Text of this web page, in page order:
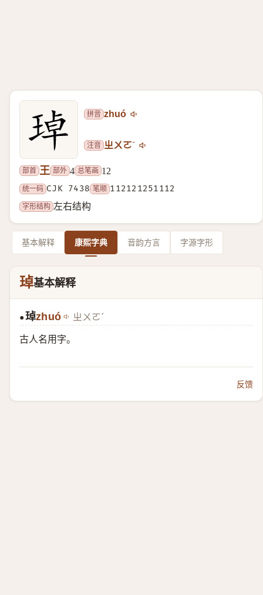
拼音 zhuó
注音 ㄓㄨㄛˊ
部首 王 部外 4 总笔画 12
统一码 CJK 7438 笔顺 112121251112
字形结构 左右结构
基本解释 康熙字典 音韵方言 字源字形
琸基本解释
●琸zhuó ㄓㄨㄛˊ
古人名用字。
反馈